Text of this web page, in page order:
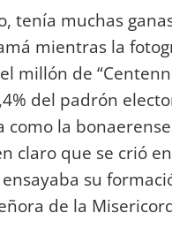
tenía muchas
mientras la
millón de
del padrón
la
claro que se crió
su
de la